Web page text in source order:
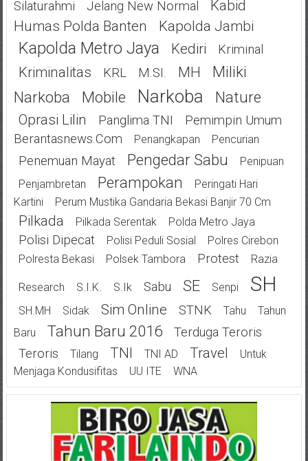
Silaturahmi
Jelang New Normal
Kabid
Humas Polda Banten
Kapolda Jambi
Kapolda Metro Jaya Kediri Kriminal
Kriminalitas KRL M.SI. MH
Miliki
Narkoba
Mobile Narkoba Nature
Oprasi Lilin Panglima TNI
Pemimpin Umum
Berantasnews.com
Penangkapan Pencurian
Penemuan Mayat Pengedar Sabu
Penipuan
Penjambretan
Perampokan
Peringati Hari
Kartini
Perum Mustika Gandaria Bekasi Banjir 70 Cm
Pilkada Pilkada Serentak Polda Metro Jaya
Polisi Dipecat Polisi Peduli Sosial
Polres Cirebon
Polresta Bekasi
Polsek Tambora Protest Razia
Research S.I.K. S.Ik Sabu SE Senpi SH
SH.MH Sidak Sim Online STNK Tahu
Tahun
Baru
Tahun Baru 2016
Terduga Teroris
Teroris
Tilang TNI TNI AD Travel
Untuk
Menjaga Kondusifitas
UU ITE WNA